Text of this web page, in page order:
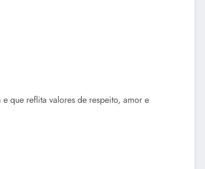
que reflita valores de respeito, amor e